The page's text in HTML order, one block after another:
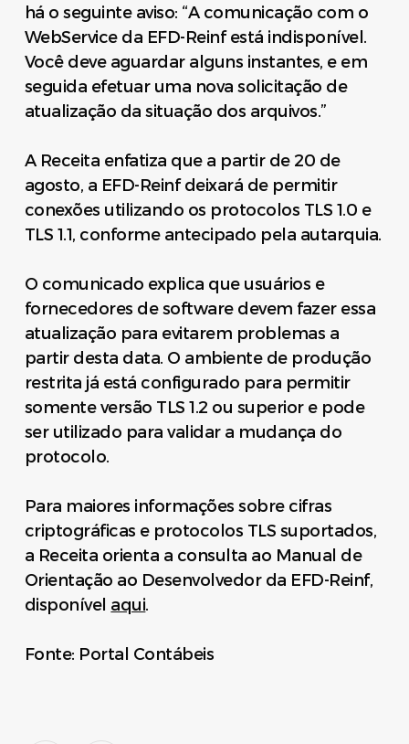
há o seguinte aviso: “A comunicação com o
WebService da EFD-Reinf está indisponível.
Você deve aguardar alguns instantes, e em
seguida efetuar uma nova solicitação de
atualização da situação dos arquivos.”
A Receita enfatiza que a partir de 20 de
agosto, a EFD-Reinf deixará de permitir
conexões utilizando os protocolos TLS 1.0 e
TLS 1.1, conforme antecipado pela autarquia.
O comunicado explica que usuários e
fornecedores de software devem fazer essa
atualização para evitarem problemas a
partir desta data. O ambiente de produção
restrita já está configurado para permitir
somente versão TLS 1.2 ou superior e pode
ser utilizado para validar a mudança do
protocolo.
Para maiores informações sobre cifras
criptográficas e protocolos TLS suportados,
a Receita orienta a consulta ao Manual de
Orientação ao Desenvolvedor da EFD-Reinf,
disponível aqui.
Fonte: Portal Contábeis